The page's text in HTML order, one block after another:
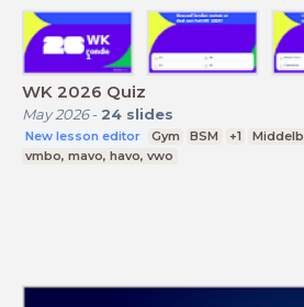
WK 2026 Quiz
May 2026- 24 slides
New lesson editor Gym BSM +1
vmbo, mavo, havo, vwo